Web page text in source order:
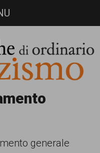
generale